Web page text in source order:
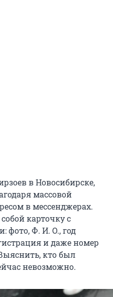
в Новосибирске,
массовой
в мессенджерах.
карточку с
фото, Ф. И. О., год
и даже номер
кто был
невозможно.